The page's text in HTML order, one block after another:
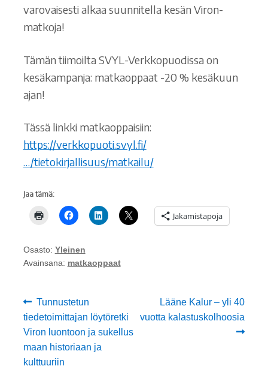
varovaisesti alkaa suunnitella kesän Viron-
matkoja!
Tämän tiimoilta SVYL-Verkkopuodissa on
kesäkampanja: matkaoppaat -20 % kesäkuun
ajan!
Tässä linkki matkaoppaisiin:
https://verkkopuoti.svyl.fi/
…/tietokirjallisuus/matkailu/
Jaa tämä:
Jakamistapoja
Osasto: Yleinen
Avainsana: matkaoppaat
Artikkelien
selaus
Edellinen
artikkeli
Tunnustetun
tiedetoimittajan löytöretki
Viron luontoon ja sukellus
maan historiaan ja
kulttuuriin
Seuraava
artikkeli:
Lääne Kalur – yli 40
vuotta kalastuskolhoosia